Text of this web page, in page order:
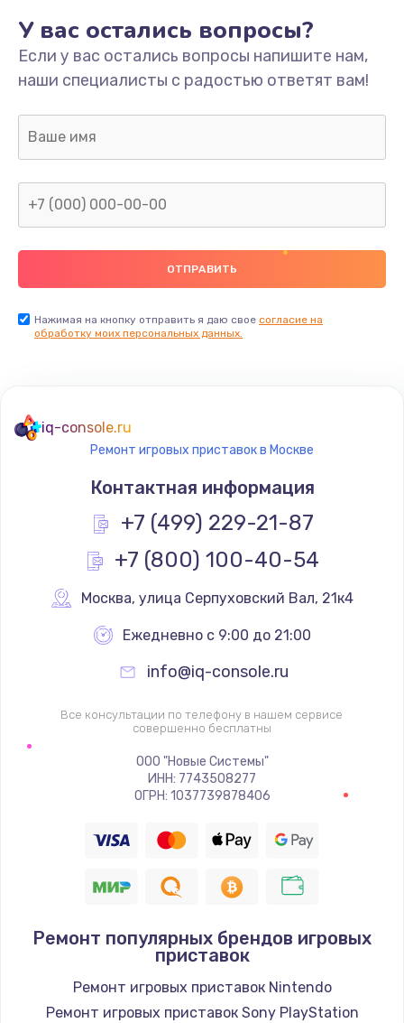
Замена/Pемонт карбюратора
1300 руб.
Заказать
Ремонт капиллярной трубки
400 руб.
Замена блока питания
Заказать
Замена термостата
1200 руб.
Заказать
Замена реле
Замена термопредохранителя
700 руб.
Заказать
Замена ТЭНа
2500 руб.
1400 руб.
Замена / ремонт электронного модуля
У вас остались вопросы?
Если у вас остались вопросы напишите нам,
наши специалисты с радостью ответят вам!
Нажимая на кнопку отправить я даю свое согласие на
обработку моих персональных данных.
iq-console.ru
Ремонт игровых приставок в Москве
Контактная информация
+7 (499) 229-21-87
+7 (800) 100-40-54
Москва, улица Серпуховский Вал, 21к4
Ежедневно с 9:00 до 21:00
info@iq-console.ru
Все консультации по телефону в нашем сервисе
совершенно бесплатны
ООО "Новые Системы"
ИНН: 7743508277
ОГРН: 1037739878406
Ремонт популярных брендов игровых
приставок
Ремонт игровых приставок Nintendo
Ремонт игровых приставок Sony PlayStation